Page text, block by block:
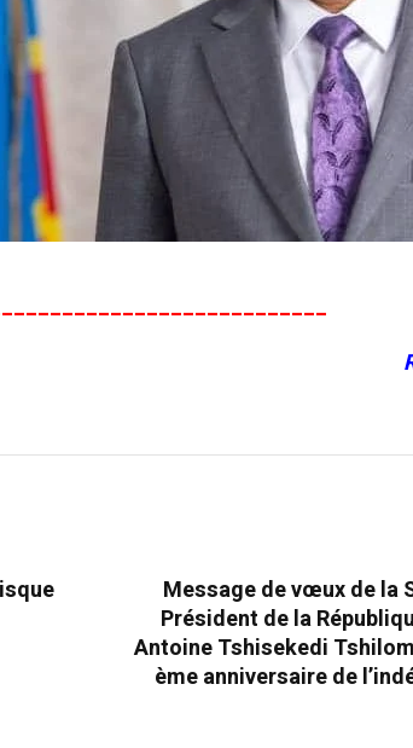
Message de vœux de la
Président de la
Antoine Tshisekedi
ème anniversaire de